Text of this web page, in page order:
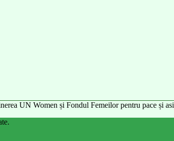
UN Women și Fondul Femeilor pentru pace și